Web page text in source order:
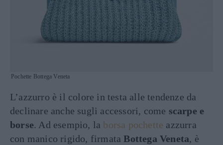
Pochette Bottega Veneta
L’azzurro è il colore in testa alle tendenze da
declinare anche sugli accessori, come scarpe e
borse. Ad esempio, la borsa pochette azzurra
con manico rigido, firmataBottega Veneta, è